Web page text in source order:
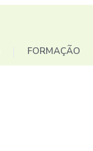
FORMAÇÃO